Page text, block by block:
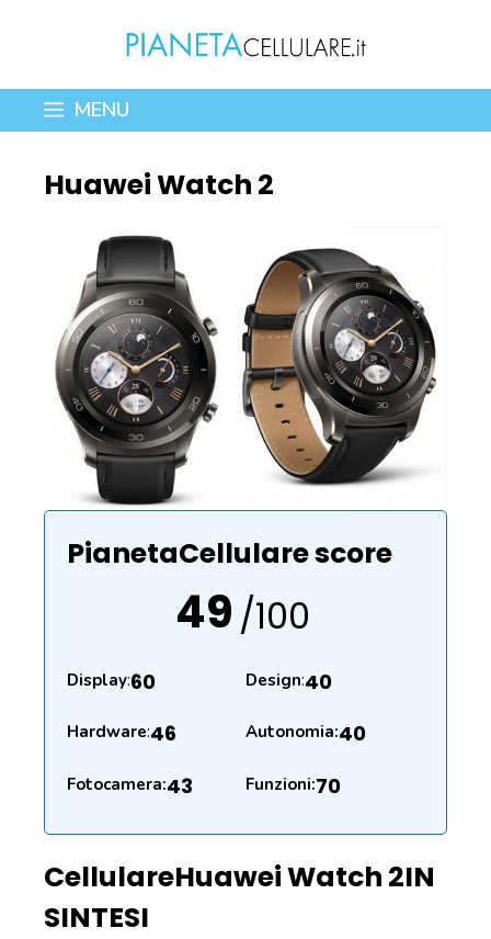
contenuto
MENU
Huawei Watch 2
PianetaCellulare score
49 /100
Display:60 Design:40
Hardware:46 Autonomia:40
Fotocamera:43 Funzioni:70
CellulareHuawei Watch 2IN
SINTESI